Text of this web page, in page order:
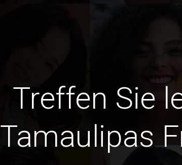
Treffen Sie
Tamaulipas